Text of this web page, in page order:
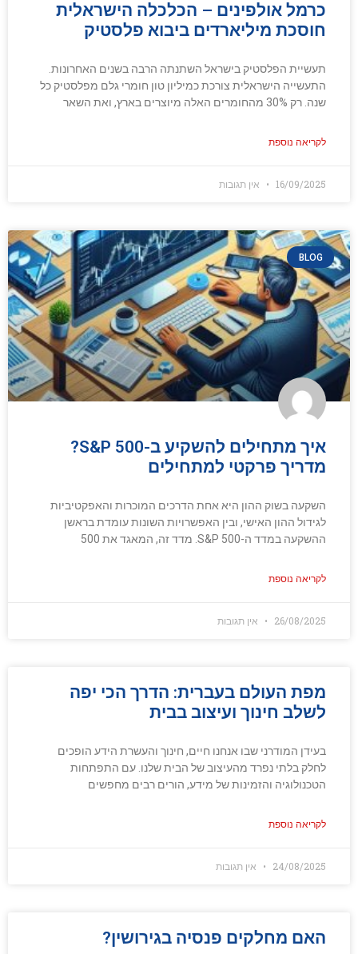
כרמל אולפינים – הכלכלה הישראלית
חוסכת מיליארדים ביבוא פלסטיק
תעשיית הפלסטיק בישראל השתנתה הרבה בשנים האחרונות.
התעשייה הישראלית צורכת כמיליון טון חומרי גלם מפלסטיק כל
שנה. רק 30% מהחומרים האלה מיוצרים בארץ, ואת השאר
לקריאה נוספת
16/09/2025 אין תגובות
BLOG
איך מתחילים להשקיע ב-S&P 500?
מדריך פרקטי למתחילים
השקעה בשוק ההון היא אחת הדרכים המוכרות והאפקטיביות
לגידול ההון האישי, ובין האפשרויות השונות עומדת בראשן
ההשקעה במדד ה-S&P 500. מדד זה, המאגד את 500
לקריאה נוספת
26/08/2025 אין תגובות
מפת העולם בעברית: הדרך הכי יפה
לשלב חינוך ועיצוב בבית
בעידן המודרני שבו אנחנו חיים, חינוך והעשרת הידע הופכים
לחלק בלתי נפרד מהעיצוב של הבית שלנו. עם התפתחות
הטכנולוגיה והזמינות של מידע, הורים רבים מחפשים
לקריאה נוספת
24/08/2025 אין תגובות
האם מחלקים פנסיה בגירושין?